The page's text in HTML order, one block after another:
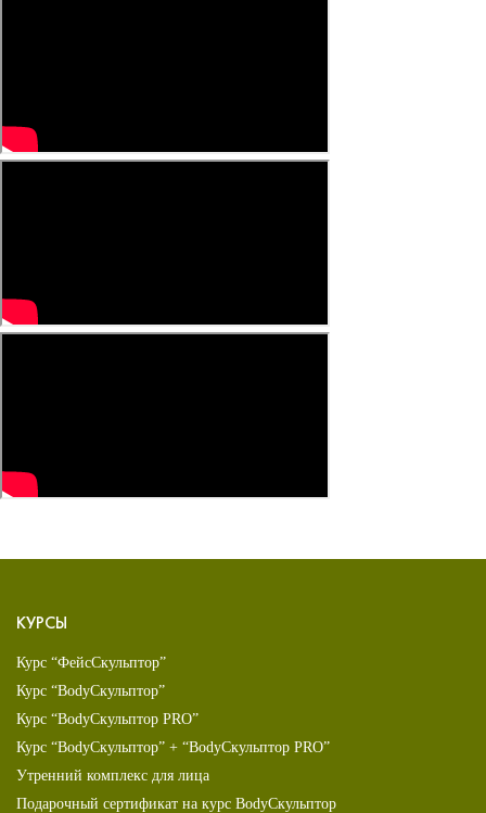
КУРСЫ
Курс “ФейсСкульптор”
Курс “BodyСкульптор”
Курс “BodyСкульптор PRO”
Курс “BodyСкульптор” + “BodyСкульптор PRO”
Утренний комплекс для лица
Подарочный сертификат на курс BodyСкульптор